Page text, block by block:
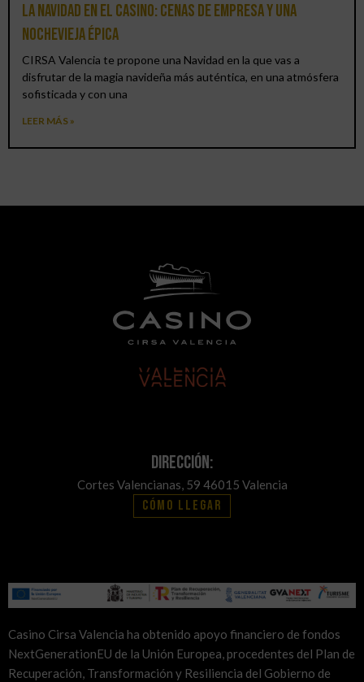
La Navidad en el Casino: cenas de empresa y una
Nochevieja épica
CIRSA Valencia te propone una Navidad en la que vas a
disfrutar de la magia navideña más auténtica, en una atmósfera
sofisticada y con una
LEER MÁS »
Dirección:
Cortes Valencianas, 59 46015 Valencia
Cómo llegar
Casino Cirsa Valencia ha obtenido apoyo financiero de fondos
NextGenerationEU de la Unión Europea, procedentes del Plan de
Recuperación, Transformación y Resiliencia del Gobierno de